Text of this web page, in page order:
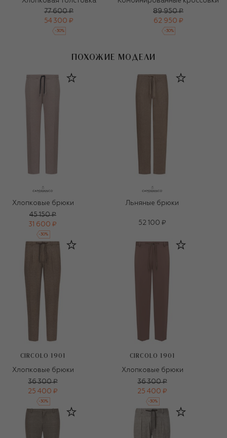
77 600 ₽
54 300 ₽
-30%
89 950 ₽
62 950 ₽
-30%
ПОХОЖИЕ МОДЕЛИ
Хлопковые брюки
45 150 ₽
31 600 ₽
-30%
Льняные брюки
52 100 ₽
CIRCOLO 1901
Хлопковые брюки
36 300 ₽
25 400 ₽
-30%
CIRCOLO 1901
Хлопковые брюки
36 300 ₽
25 400 ₽
-30%